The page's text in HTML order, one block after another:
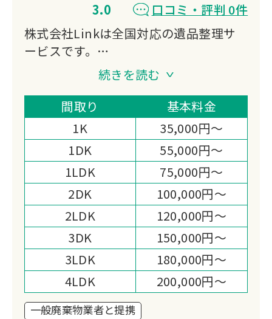
3.0
口コミ・評判 0件
株式会社Linkは全国対応の遺品整理サ
ービスです。
遺品整理・生前整理・特殊清掃・ゴミ屋
敷片付け・不用品回収など幅広く対応。
遺品整理士在籍で買取も同時に行い、業
界最安値に挑戦中です。
続きを読む
間取り
基本料金
1K
35,000円～
1DK
55,000円～
1LDK
75,000円～
2DK
100,000円～
2LDK
120,000円～
3DK
150,000円～
3LDK
180,000円～
4LDK
200,000円～
一般廃棄物業者と提携